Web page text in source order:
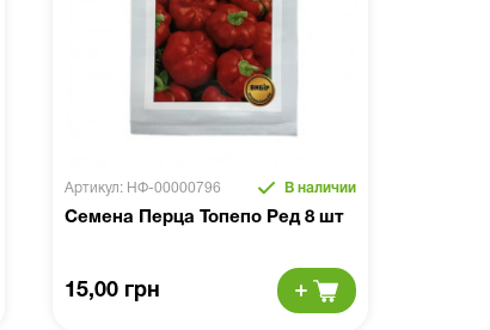
Артикул: НФ-00000796 В наличии
Семена Перца Топепо Ред 8 шт
15,00 грн